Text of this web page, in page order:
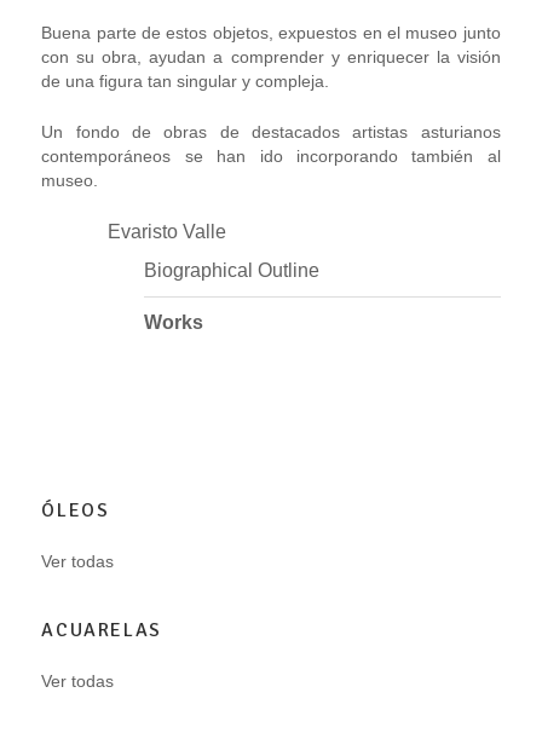
Buena parte de estos objetos, expuestos en el museo junto
con su obra, ayudan a comprender y enriquecer la visión
de una figura tan singular y compleja.
Un fondo de obras de destacados artistas asturianos
contemporáneos se han ido incorporando también al
museo.
Evaristo Valle
Biographical Outline
Works
ÓLEOS
Ver todas
ACUARELAS
Ver todas